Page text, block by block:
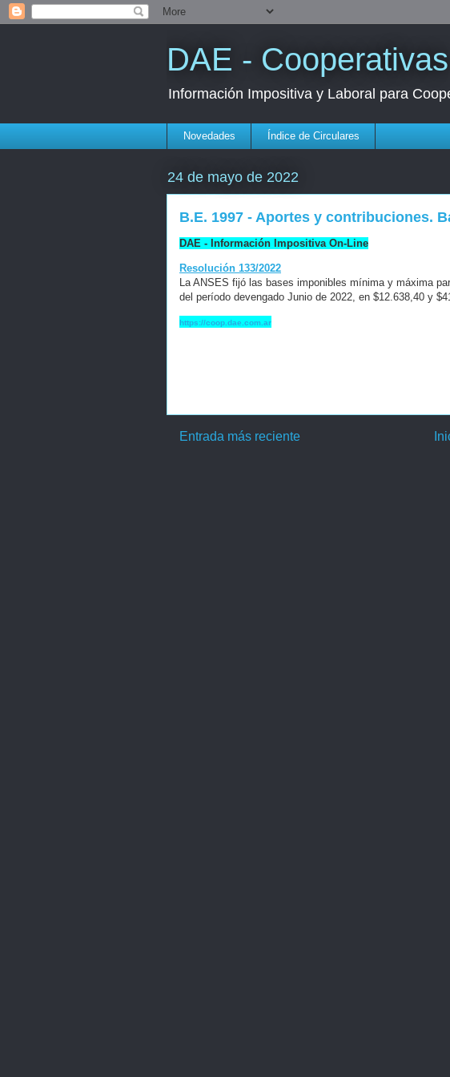
DAE - Cooperativas
Información Impositiva y Laboral para
Novedades Índice de Circulares
24 de mayo de 2022
B.E. 1997 - Aportes y contribuciones.
DAE - Información Impositiva On-Line
Resolución 133/2022
La ANSES fijó las bases imponibles mínima y máxima
del período devengado Junio de 2022, en $12.638,40 y
https://coop.dae.com.ar
Entrada más reciente